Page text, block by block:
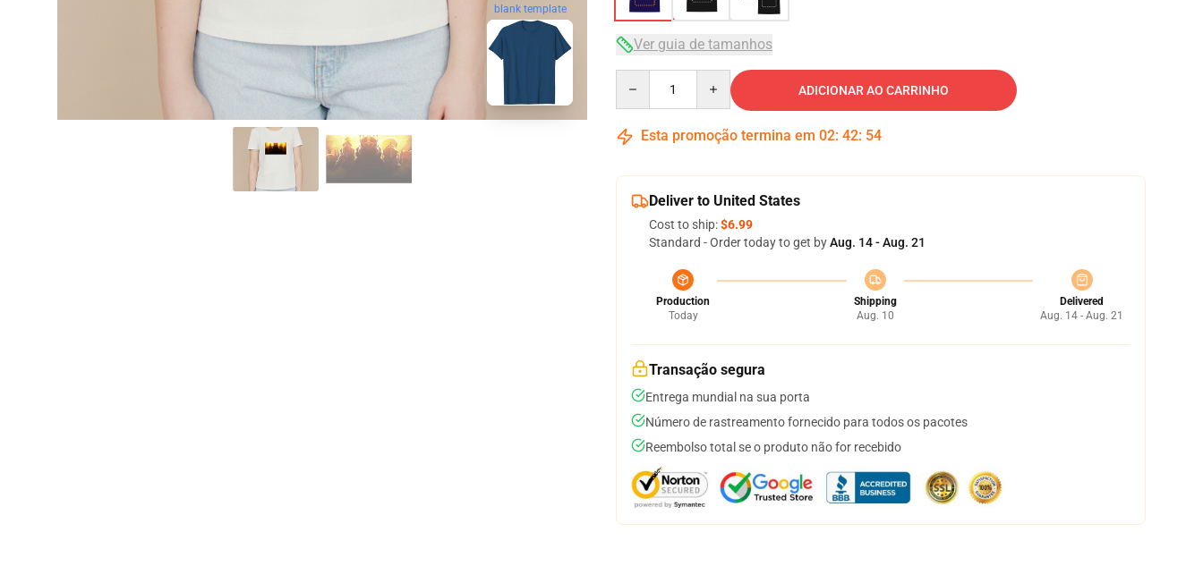
blank template
Ver guia de tamanhos
ADICIONAR AO CARRINHO
Esta promoção termina em 02: 42: 53
Deliver to United States
Cost to ship:$6.99
Standard - Order today to get byAug. 14 - Aug. 21
Production
Today
Shipping
Aug. 10
Delivered
Aug. 14 - Aug. 21
Transação segura
Entrega mundial na sua porta
Número de rastreamento fornecido para todos os pacotes
Reembolso total se o produto não for recebido